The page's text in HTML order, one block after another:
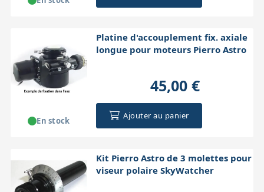
Platine d'accouplement fix. axiale
longue pour moteurs Pierro Astro
45,00 €
Ajouter au panier
En stock
Kit Pierro Astro de 3 molettes pour
viseur polaire SkyWatcher